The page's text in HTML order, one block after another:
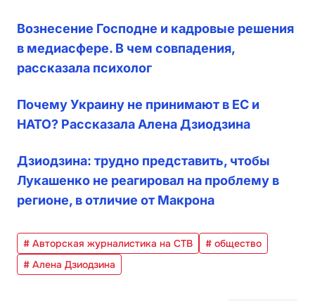
Вознесение Господне и кадровые решения
в медиасфере. В чем совпадения,
рассказала психолог
Почему Украину не принимают в ЕС и
НАТО? Рассказала Алена Дзиодзина
Дзиодзина: трудно представить, чтобы
Лукашенко не реагировал на проблему в
регионе, в отличие от Макрона
# Авторская журналистика на СТВ
# общество
# Алена Дзиодзина